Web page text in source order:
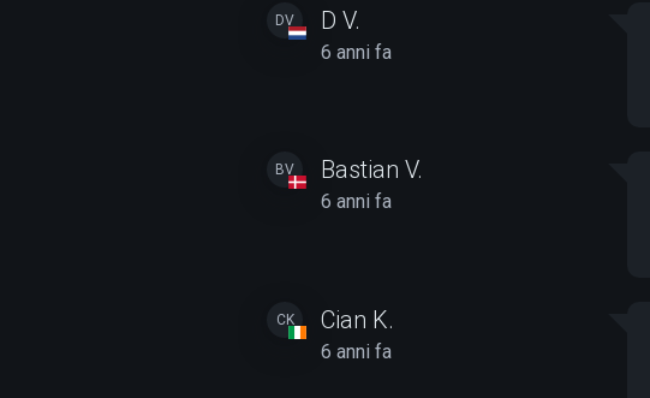
DV D V.
6 anni fa
BV Bastian V.
6 anni fa
CK Cian K.
6 anni fa